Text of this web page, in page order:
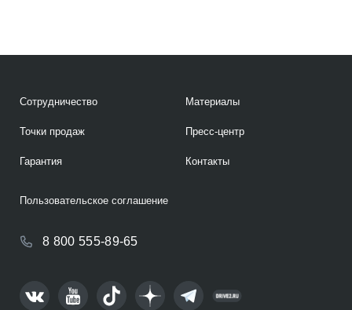
Сотрудничество
Точки продаж
Гарантия
Материалы
Пресс-центр
Контакты
8 800 555-89-65
Пользовательское соглашение